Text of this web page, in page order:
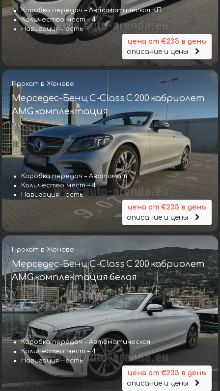
Коробка передач – Автоматическая КП
Количество мест – 4
Навигация – есть
цена от €233 в день
описание и цены
Прокат в Женеве
Мерседес-Бенц C-Class C 200 кабриолет
AMG комплектация
Коробка передач – Аватомат
Количество мест – 4
Навигация – есть
цена от €233 в день
описание и цены
Прокат в Женеве
Мерседес-Бенц C-Class C 200 кабриолет
AMG комплектация белая
Коробка передач – Автоматическая
Количество мест – 4
Навигация – есть
цена от €233 в день
описание и цены